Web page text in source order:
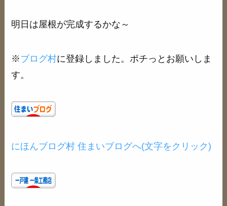
明日は屋根が完成するかな～
※ブログ村に登録しました。ポチっとお願いしま
す。
にほんブログ村 住まいブログへ(文字をクリック)